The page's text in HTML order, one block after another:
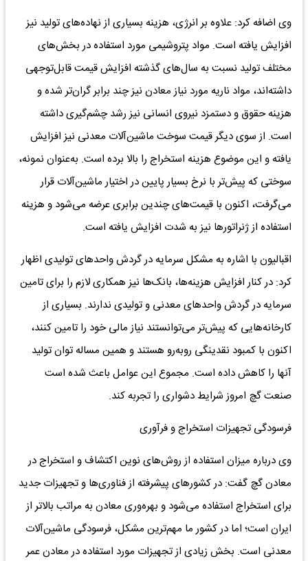
وی اضافه کرد: علاوه بر انرژی، هزینه بسیاری از نهاده‌های تولید نیز
افزایش یافته است. مواد پتروشیمی مورد استفاده در بخش‌های
مختلف تولید نسبت به سال‌های گذشته افزایش قیمت قابل‌توجهی
داشته‌اند، مواد ناریه مورد نیاز معادن نیز چند برابر گران‌تر شده و
هزینه حقوق و دستمزد نیروی انسانی نیز رشد چشم‌گیری داشته
است. از سوی دیگر قیمت سوخت ماشین‌آلات معدنی نیز افزایش
یافته و این موضوع هزینه استخراج را بالا برده است. به‌عنوان نمونه،
سوختی که پیش‌تر با نرخ بسیار پایین در اختیار ماشین‌آلات قرار
می‌گرفت، اکنون با قیمت‌های چندین برابری عرضه می‌شود و هزینه
استفاده از ژنراتورها نیز به شدت افزایش یافته است.
اقبالیون با اشاره به مشکل سرمایه در گردش واحدهای تولیدی اظهار
کرد: در کنار افزایش هزینه‌ها، بانک‌ها نیز همکاری لازم را برای تامین
سرمایه در گردش واحدهای معدنی و تولیدی ندارند. بسیاری از
کارخانه‌هایی که پیش‌تر می‌توانستند نیاز مالی خود را تامین کنند،
اکنون با کمبود نقدینگی روبه‌رو هستند و همین مساله توان تولید
آنها را کاهش داده است. مجموع این عوامل باعث شده است
صنعت گچ امروز شرایط دشواری را تجربه کند.
فرسودگی تجهیزات استخراج و فرآوری
وی درباره میزان استفاده از روش‌های نوین اکتشاف و استخراج در
معادن گچ گفت: در کشورهای پیشرفته از فناوری‌ها و تجهیزات جدید
برای استخراج استفاده می‌شود و بهره‌وری معادن به مراتب بالاتر از
ایران است؛ اما در کشور ما مهم‌ترین مشکل، فرسودگی ماشین‌آلات
معدنی است. بخش زیادی از تجهیزات مورد استفاده در معادن عمر